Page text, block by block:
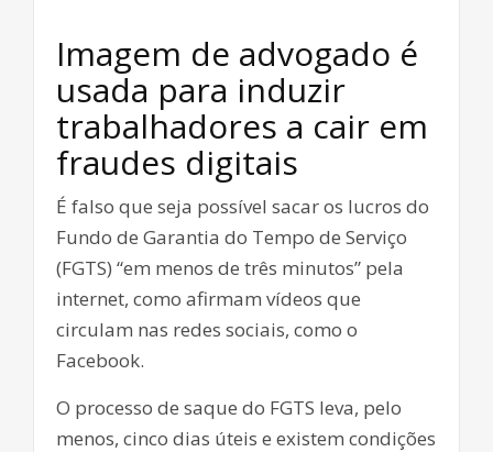
Imagem de advogado é
usada para induzir
trabalhadores a cair em
fraudes digitais
É falso que seja possível sacar os lucros do
Fundo de Garantia do Tempo de Serviço
(FGTS) “em menos de três minutos” pela
internet, como afirmam vídeos que
circulam nas redes sociais, como o
Facebook.
O processo de saque do FGTS leva, pelo
menos, cinco dias úteis e existem condições